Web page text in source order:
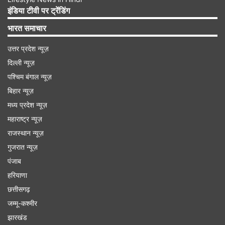
इमारत को रोकने के लिए लगाई बल्लियां
वहीं घटनास्थल से प्राप्त तस्वीरों में देखा गया कि झुकी हुई
इंडिया टीवी पर ट्रेंडिंग
भारत समाचार
उत्तर प्रदेश न्यूज़
दिल्ली न्यूज़
पश्चिम बंगाल न्यूज़
बिहार न्यूज़
मध्य प्रदेश न्यूज़
महाराष्ट्र न्यूज़
राजस्थान न्यूज़
गुजरात न्यूज़
पंजाब
हरियाणा
छत्तीसगढ़
जम्मू-कश्मीर
झारखंड